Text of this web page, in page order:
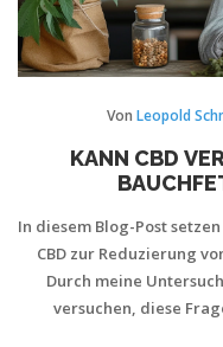
Von Leopold
KANN CBD
In diesem Blog-Post
CBD zur Reduzierung
Durch meine
versuchen, diese